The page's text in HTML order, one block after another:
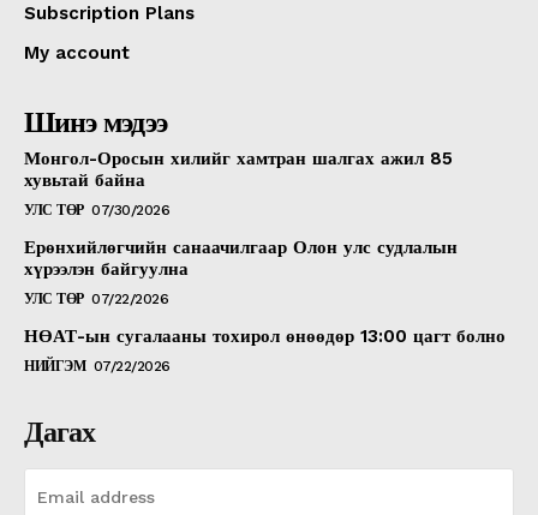
Subscription Plans
My account
Шинэ мэдээ
Монгол-Оросын хилийг хамтран шалгах ажил 85
хувьтай байна
УЛС ТӨР 07/30/2026
Ерөнхийлөгчийн санаачилгаар Олон улс судлалын
хүрээлэн байгуулна
УЛС ТӨР 07/22/2026
НӨАТ-ын сугалааны тохирол өнөөдөр 13:00 цагт болно
НИЙГЭМ 07/22/2026
Дагах